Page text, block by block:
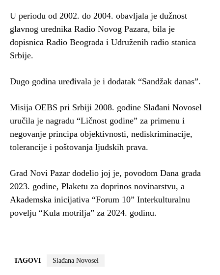
U periodu od 2002. do 2004. obavljala je dužnost
glavnog urednika Radio Novog Pazara, bila je
dopisnica Radio Beograda i Udruženih radio stanica
Srbije.
Dugo godina uređivala je i dodatak “Sandžak danas”.
Misija OEBS pri Srbiji 2008. godine Slađani Novosel
uručila je nagradu “Ličnost godine” za primenu i
negovanje principa objektivnosti, nediskriminacije,
tolerancije i poštovanja ljudskih prava.
Grad Novi Pazar dodelio joj je, povodom Dana grada
2023. godine, Plaketu za doprinos novinarstvu, a
Akademska inicijativa “Forum 10” Interkulturalnu
povelju “Kula motrilja” za 2024. godinu.
TAGOVI Slađana Novosel